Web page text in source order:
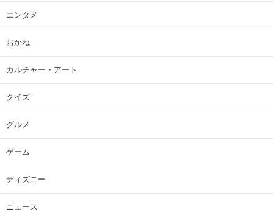
エンタメ
おかね
カルチャー・アート
クイズ
グルメ
ゲーム
ディズニー
ニュース